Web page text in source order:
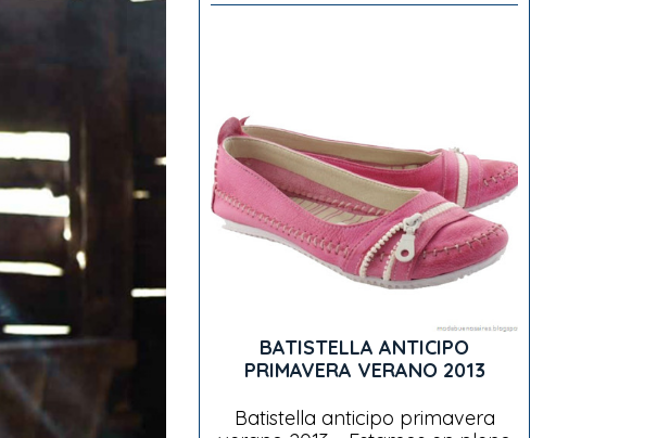
BATISTELLA ANTICIPO
PRIMAVERA VERANO 2013
Batistella anticipo primavera